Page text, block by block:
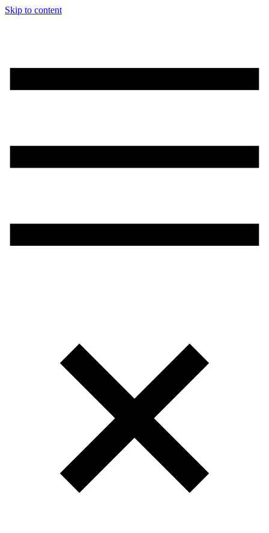
Skip to content